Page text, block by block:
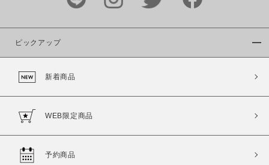
在庫
在庫あり
ピックアップ
新着商品
WEB限定商品
予約商品